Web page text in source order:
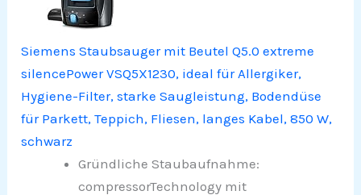
Siemens Staubsauger mit Beutel Q5.0 extreme
silencePower VSQ5X1230, ideal für Allergiker,
Hygiene-Filter, starke Saugleistung, Bodendüse
für Parkett, Teppich, Fliesen, langes Kabel, 850 W,
schwarz
Gründliche Staubaufnahme:
compressorTechnology mit